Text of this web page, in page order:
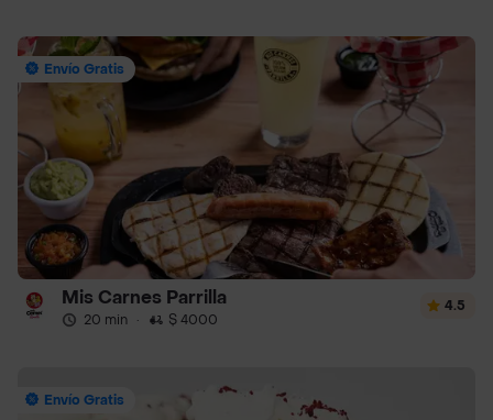
Envío Gratis
Mis Carnes Parrilla
20 min · $ 4000
4.5
Envío Gratis